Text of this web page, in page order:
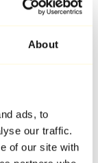
About
ads, to
our traffic.
of our site with